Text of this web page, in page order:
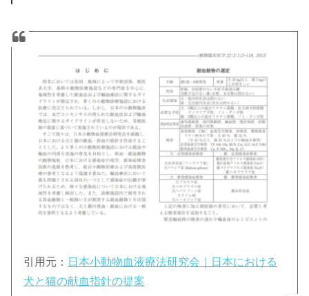
引用元： 日本小動物血液療法研究会｜日本における
犬と猫の献血指針の提案